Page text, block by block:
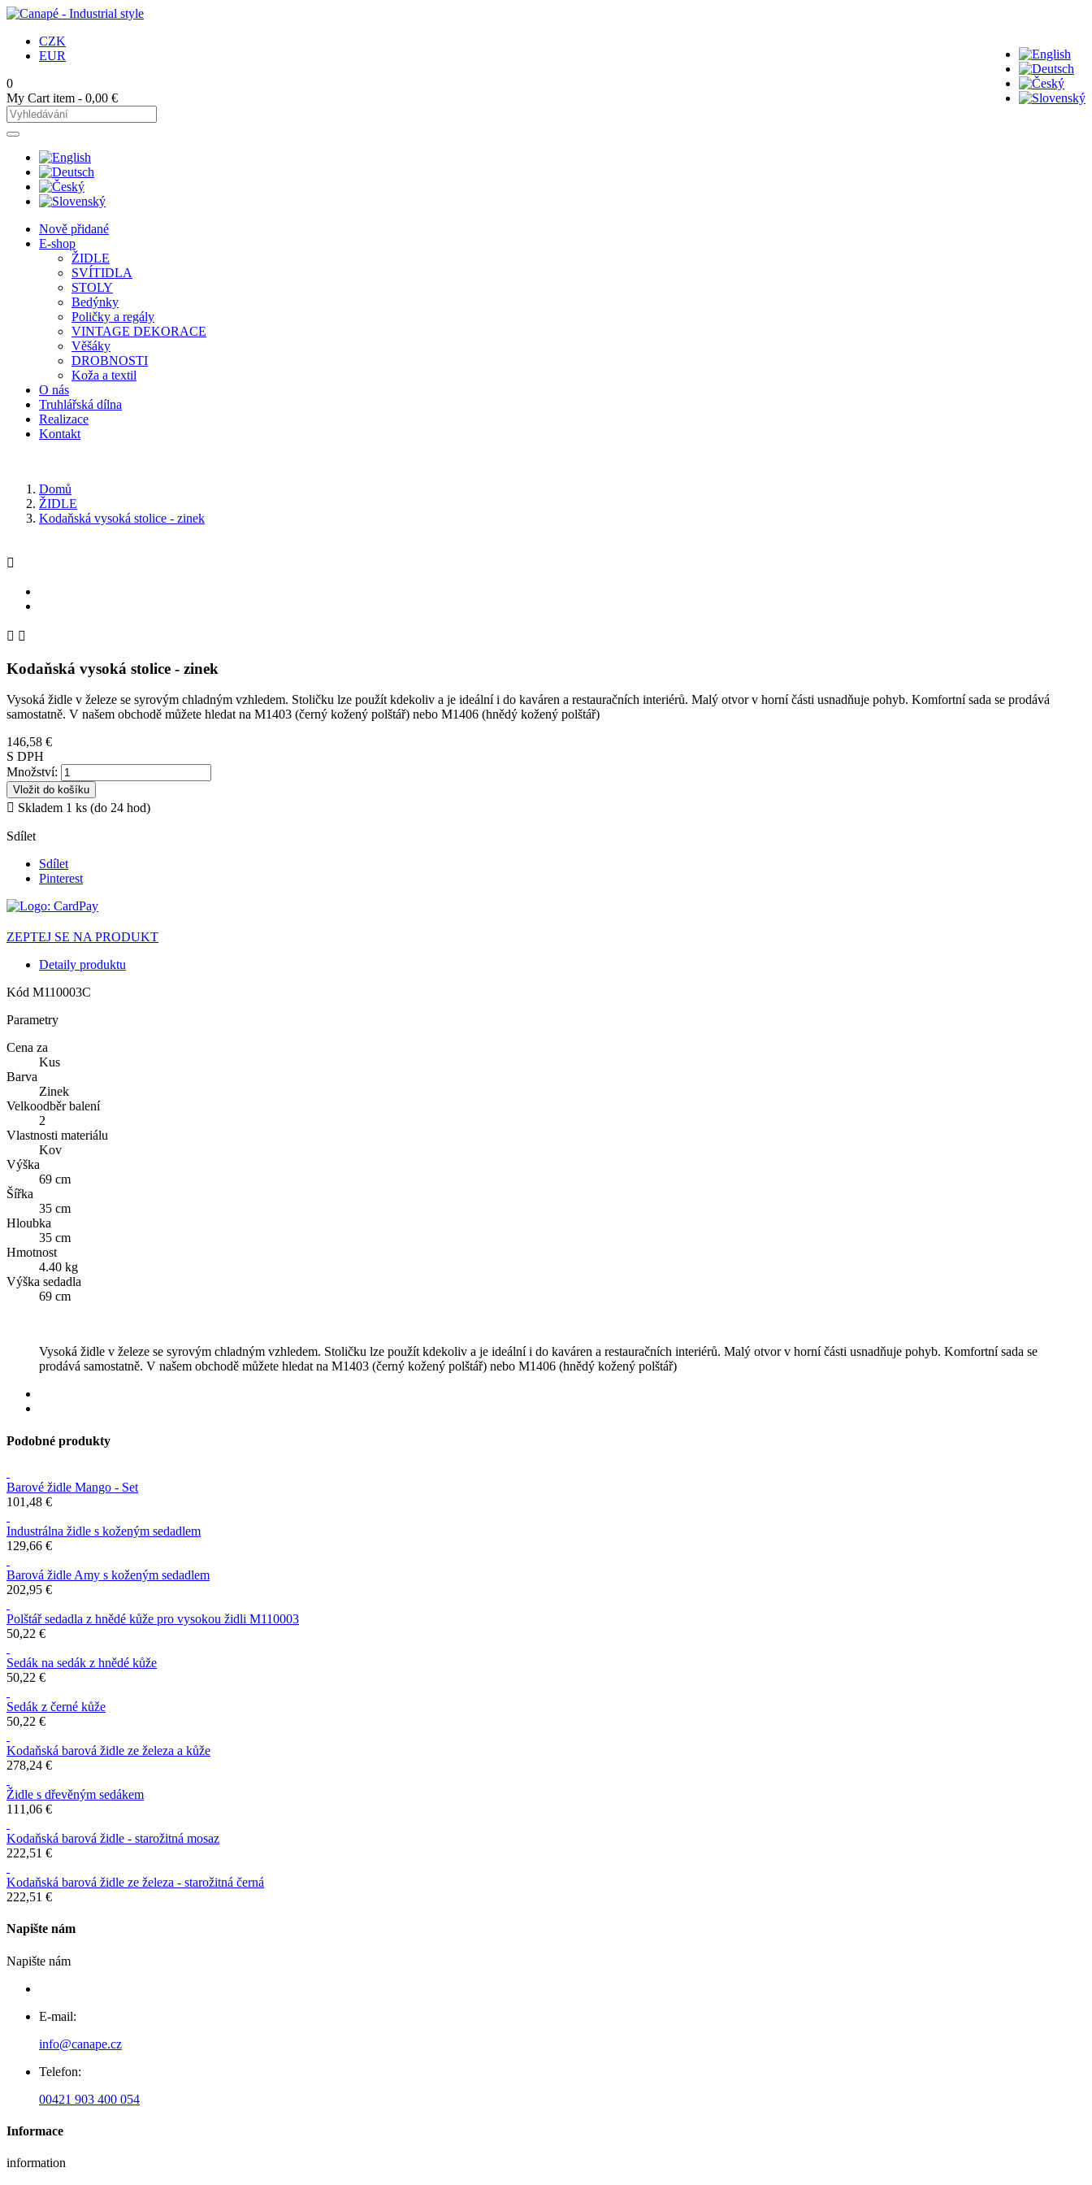
CZK
EUR
0
My Cart item - 0,00 €
Nově přidané
E-shop
ŽIDLE
SVÍTIDLA
STOLY
Bedýnky
Poličky a regály
VINTAGE DEKORACE
Věšáky
DROBNOSTI
Koža a textil
O nás
Truhlářská dílna
Realizace
Kontakt
Domů
ŽIDLE
Kodaňská vysoká stolice - zinek

 
Kodaňská vysoká stolice - zinek
Vysoká židle v železe se syrovým chladným vzhledem. Stoličku lze použít kdekoliv a je ideální i do kaváren a restauračních interiérů. Malý otvor v horní části usnadňuje pohyb. Komfortní sada se prodává
samostatně. V našem obchodě můžete hledat na M1403 (černý kožený polštář) nebo M1406 (hnědý kožený polštář)
146,58 €
S DPH
Množství:
Vložit do košíku
 Skladem 1 ks (do 24 hod)
Sdílet
Sdílet
Pinterest
ZEPTEJ SE NA PRODUKT
Detaily produktu
Kód M110003C
Parametry
Cena za
Kus
Barva
Zinek
Velkoodběr balení
2
Vlastnosti materiálu
Kov
Výška
69 cm
Šířka
35 cm
Hloubka
35 cm
Hmotnost
4.40 kg
Výška sedadla
69 cm
Vysoká židle v železe se syrovým chladným vzhledem. Stoličku lze použít kdekoliv a je ideální i do kaváren a restauračních interiérů. Malý otvor v horní části usnadňuje pohyb. Komfortní sada se
prodává samostatně. V našem obchodě můžete hledat na M1403 (černý kožený polštář) nebo M1406 (hnědý kožený polštář)
Podobné produkty
Barové židle Mango - Set
101,48 €
Industrálna židle s koženým sedadlem
129,66 €
Barová židle Amy s koženým sedadlem
202,95 €
Polštář sedadla z hnědé kůže pro vysokou židli M110003
50,22 €
Sedák na sedák z hnědé kůže
50,22 €
Sedák z černé kůže
50,22 €
Kodaňská barová židle ze železa a kůže
278,24 €
Židle s dřevěným sedákem
111,06 €
Kodaňská barová židle - starožitná mosaz
222,51 €
Kodaňská barová židle ze železa - starožitná černá
222,51 €
Napište nám
Napište nám
E-mail:
info@canape.cz
Telefon:
00421 903 400 054
Informace
information